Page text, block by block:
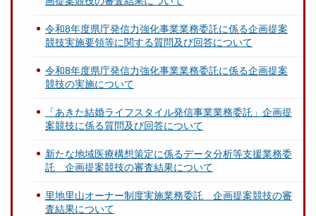
令和8年度県庁発信力強化事業業務委託に係る企画提案
競技実施要領等に関する質問及び回答について
令和8年度県庁発信力強化事業業務委託に係る企画提案
競技の実施について
「あきた結婚ライフスタイル発信事業業務委託」企画提
案競技に係る質問及び回答について
新たな地域医療構想策定に係るデータ分析等支援業務委
託 企画提案競技の審査結果について
里地里山オーナー制度実施業務委託 企画提案競技の審
査結果について